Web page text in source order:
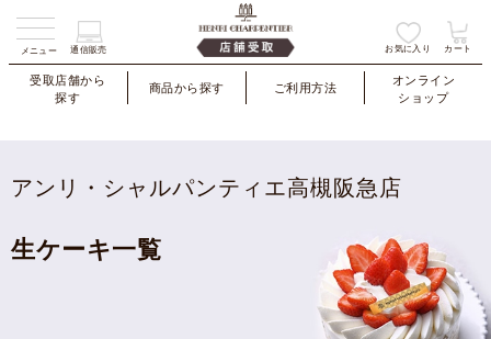
メニュー 通信販売 お気に入り カート
受取店舗から
探す
商品から探す ご利用方法
オンライン
ショップ
アンリ・シャルパンティエ高槻阪急店
生ケーキ一覧